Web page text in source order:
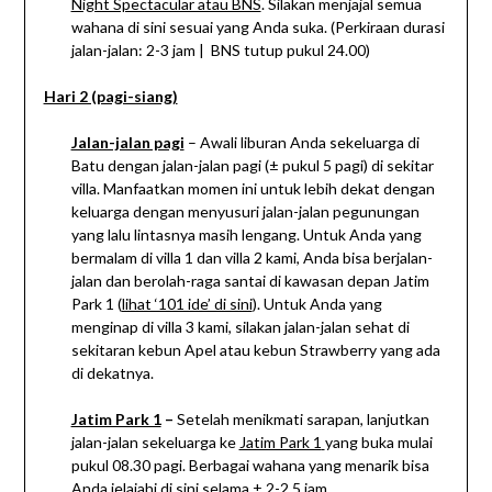
Night Spectacular atau BNS. Silakan menjajal semua
wahana di sini sesuai yang Anda suka. (Perkiraan durasi
jalan-jalan: 2-3 jam | BNS tutup pukul 24.00)
Hari 2 (pagi-siang)
Jalan-jalan pagi – Awali liburan Anda sekeluarga di
Batu dengan jalan-jalan pagi (± pukul 5 pagi) di sekitar
villa. Manfaatkan momen ini untuk lebih dekat dengan
keluarga dengan menyusuri jalan-jalan pegunungan
yang lalu lintasnya masih lengang. Untuk Anda yang
bermalam di villa 1 dan villa 2 kami, Anda bisa berjalan-
jalan dan berolah-raga santai di kawasan depan Jatim
Park 1 (lihat ‘101 ide’ di sini). Untuk Anda yang
menginap di villa 3 kami, silakan jalan-jalan sehat di
sekitaran kebun Apel atau kebun Strawberry yang ada
di dekatnya.
Jatim Park 1– Setelah menikmati sarapan, lanjutkan
jalan-jalan sekeluarga ke Jatim Park 1 yang buka mulai
pukul 08.30 pagi. Berbagai wahana yang menarik bisa